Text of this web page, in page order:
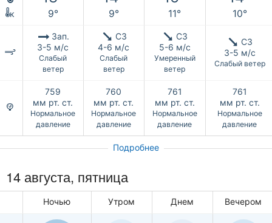
к 9° 9° 11° 10°
Зап.
3-5 м/с
Слабый
ветер
СЗ
4-6 м/с
Слабый
ветер
СЗ
5-6 м/с
Умеренный
ветер
СЗ
3-5 м/с
Слабый ветер
759
мм рт. ст.
Нормальное
давление
760
мм рт. ст.
Нормальное
давление
761
мм рт. ст.
Нормальное
давление
761
мм рт. ст.
Нормальное
давление
Подробнее
14 августа, пятница
Ночью Утром Днем Вечером